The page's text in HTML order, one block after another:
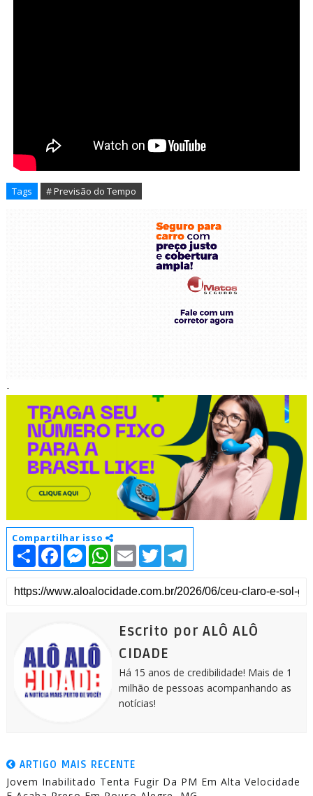
Tags # Previsão do Tempo
-
Compartilhar isso
S
h
a
e
F
c
b
M
e
s
e
W
h
a
t
s
E
m
a
l
T
i
t
t
T
l
e
g
m
Escrito por ALÔ ALÔ
CIDADE
Há 15 anos de credibilidade! Mais de 1
milhão de pessoas acompanhando as
notícias!
ARTIGO MAIS RECENTE
Jovem Inabilitado Tenta Fugir Da PM Em Alta Velocidade